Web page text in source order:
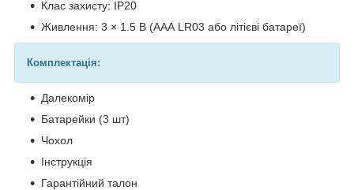
Клас захисту: IP20
Живлення: 3 × 1.5 В (ААА LR03 або літієві батареї)
Комплектація:
Далекомір
Батарейки (3 шт)
Чохол
Інструкція
Гарантійний талон